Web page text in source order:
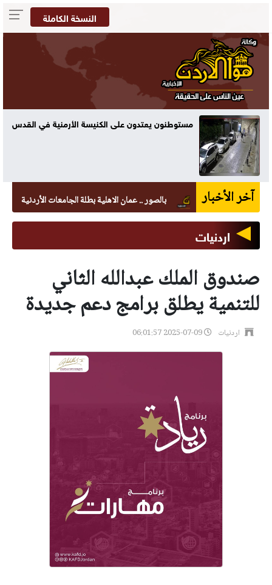
النسخة الكاملة
مستوطنون يعتدون على الكنيسة الأرمنية في القدس
آخر الأخبار بالصور .. عمان الاهلية بطلة الجامعات الأردنية في
اردنيات
صندوق الملك عبدالله الثاني
للتنمية يطلق برامج دعم جديدة
اردنيات